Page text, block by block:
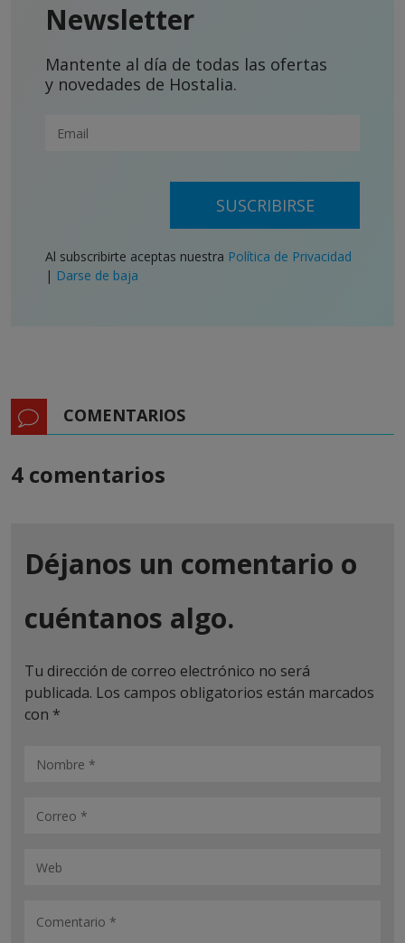
Newsletter
Mantente al día de todas las ofertas
y novedades de Hostalia.
SUSCRIBIRSE
Al subscribirte aceptas nuestra Política de Privacidad
| Darse de baja
COMENTARIOS
4 comentarios
Déjanos un comentario o
cuéntanos algo.
Tu dirección de correo electrónico no será
publicada. Los campos obligatorios están marcados
con *